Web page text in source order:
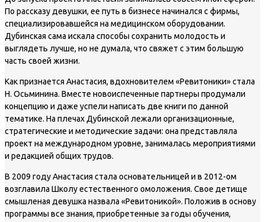
По рассказу девушки, ее путь в бизнесе начинался с фирмы,
специализировавшейся на медицинском оборудовании.
Дубинская сама искала способы сохранить молодость и
выглядеть лучше, но не думала, что свяжет с этим большую
часть своей жизни.
Как признается Анастасия, вдохновителем «Ревитоники» стала
Н. Осьминина. Вместе новоиспеченные партнеры продумали
концепцию и даже успели написать две книги по данной
тематике. На плечах Дубинской лежали организационные,
стратегические и методические задачи: она представляла
проект на международном уровне, занималась мероприятиями
и редакцией общих трудов.
В 2009 году Анастасия стала основательницей и в 2012-ом
возглавила Школу естественного омоложения. Свое детище
смышленая девушка назвала «Ревитоникой». Положив в основу
программы все знания, приобретенные за годы обучения,